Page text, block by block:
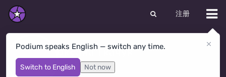
注册
Podium speaks English — switch any time.
Switch to English Not now
Оксана Ткачук
Kyiv· 乌克兰